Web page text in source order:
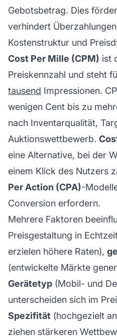
Gebotsbetrag. Dies
verhindert
Kostenstruktur und
Cost Per Mille (CPM) ist
Preiskennzahl und steht
tausend Impressionen.
wenigen Cent bis zu
nach Inventarqualität,
Auktionswettbewerb.
eine Alternative, bei der
einem Klick des Nutzers
Per Action (CPA)-
Conversion erfordern.
Mehrere Faktoren
Preisgestaltung in
erzielen höhere Raten),
(entwickelte Märkte
Gerätetyp (Mobil- und
unterscheiden sich im
Spezifität (hochgezielt
ziehen stärkeren